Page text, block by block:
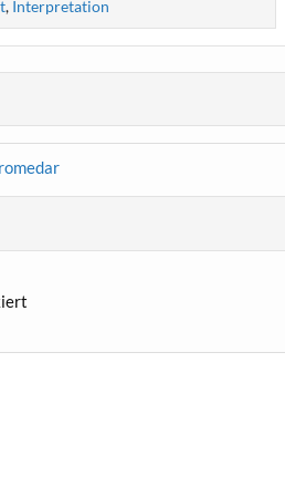
, Interpretation